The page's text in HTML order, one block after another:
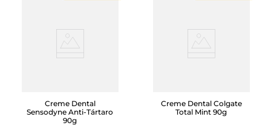
Creme Dental
Sensodyne Anti-Tártaro
90g
Creme Dental Colgate
Total Mint 90g